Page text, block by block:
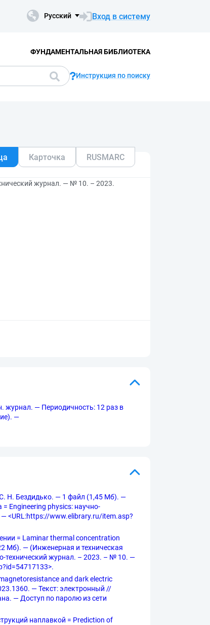
Русский Вход в систему
ФУНДАМЕНТАЛЬНАЯ БИБЛИОТЕКА
Инструкция по поиску
Карточка RUSMARC
журнал. — № 10. – 2023.
журнал. — Периодичность: 12 раз в
—
Н. Бездидько. — 1 файл (1,45 Мб). —
Engineering physics: научно-
<URL:https://www.elibrary.ru/item.asp?
= Laminar thermal concentration
Мб). — (Инженерная и техническая
технический журнал. – 2023. – № 10. —
and dark electric
— Текст: электронный //
— Доступ по паролю из сети
наплавкой = Prediction of